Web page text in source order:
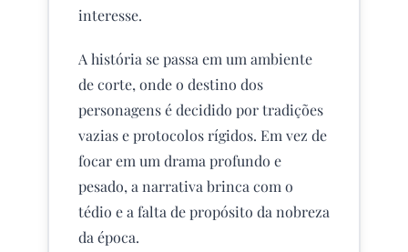
interesse.
A história se passa em um ambiente
de corte, onde o destino dos
personagens é decidido por tradições
vazias e protocolos rígidos. Em vez de
focar em um drama profundo e
pesado, a narrativa brinca com o
tédio e a falta de propósito da nobreza
da época.